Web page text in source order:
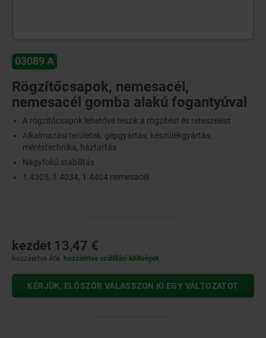
03089 A
Rögzítőcsapok, nemesacél,
nemesacél gomba alakú fogantyúval
A rögzítőcsapok lehetővé teszik a rögzítést és reteszelést
Alkalmazási területek: gépgyártás, készülékgyártás,
méréstechnika, háztartás
Nagyfokú stabilitás
1.4305, 1.4034, 1.4404 nemesacél
kezdet 13,47 €
hozzáértve Áfa hozzáértve szállítási költségek
KÉRJÜK, ELŐSZÖR VÁLASSZON KI EGY VÁLTOZATOT